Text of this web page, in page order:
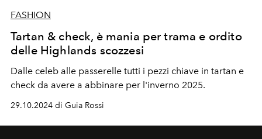
FASHION
Tartan & check, è mania per trama e ordito
delle Highlands scozzesi
Dalle celeb alle passerelle tutti i pezzi chiave in tartan e
check da avere a abbinare per l'inverno 2025.
29.10.2024 di Guia Rossi